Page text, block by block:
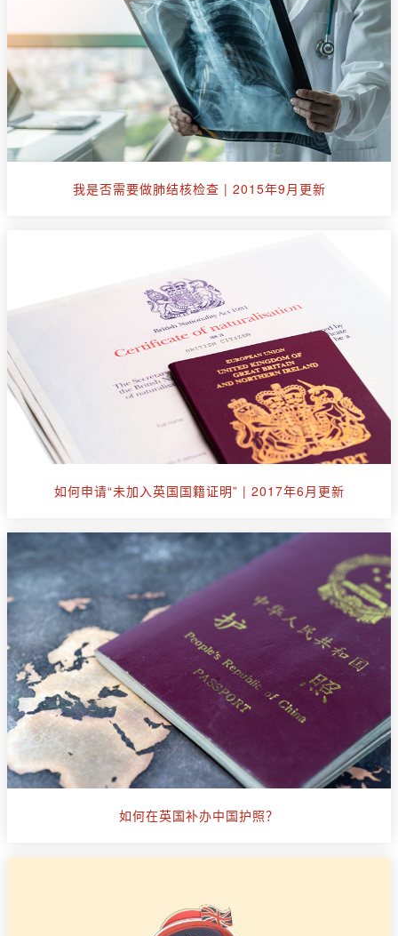
我是否需要做肺结核检查 | 2015年9月更新
如何申请“未加入英国国籍证明” | 2017年6月更新
如何在英国补办中国护照？